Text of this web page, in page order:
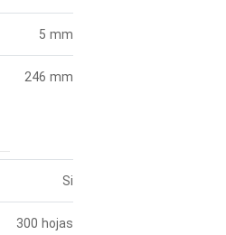
5 mm
246 mm
Si
300 hojas